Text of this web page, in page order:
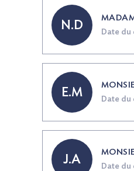
N.D
Date du
E.M
Date du
J.A
Date du